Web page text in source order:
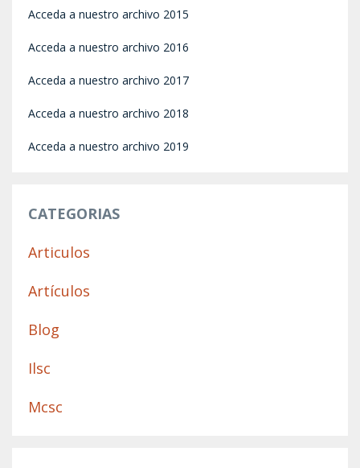
Acceda a nuestro archivo 2015
Acceda a nuestro archivo 2016
Acceda a nuestro archivo 2017
Acceda a nuestro archivo 2018
Acceda a nuestro archivo 2019
CATEGORIAS
Articulos
Artículos
Blog
Ilsc
Mcsc